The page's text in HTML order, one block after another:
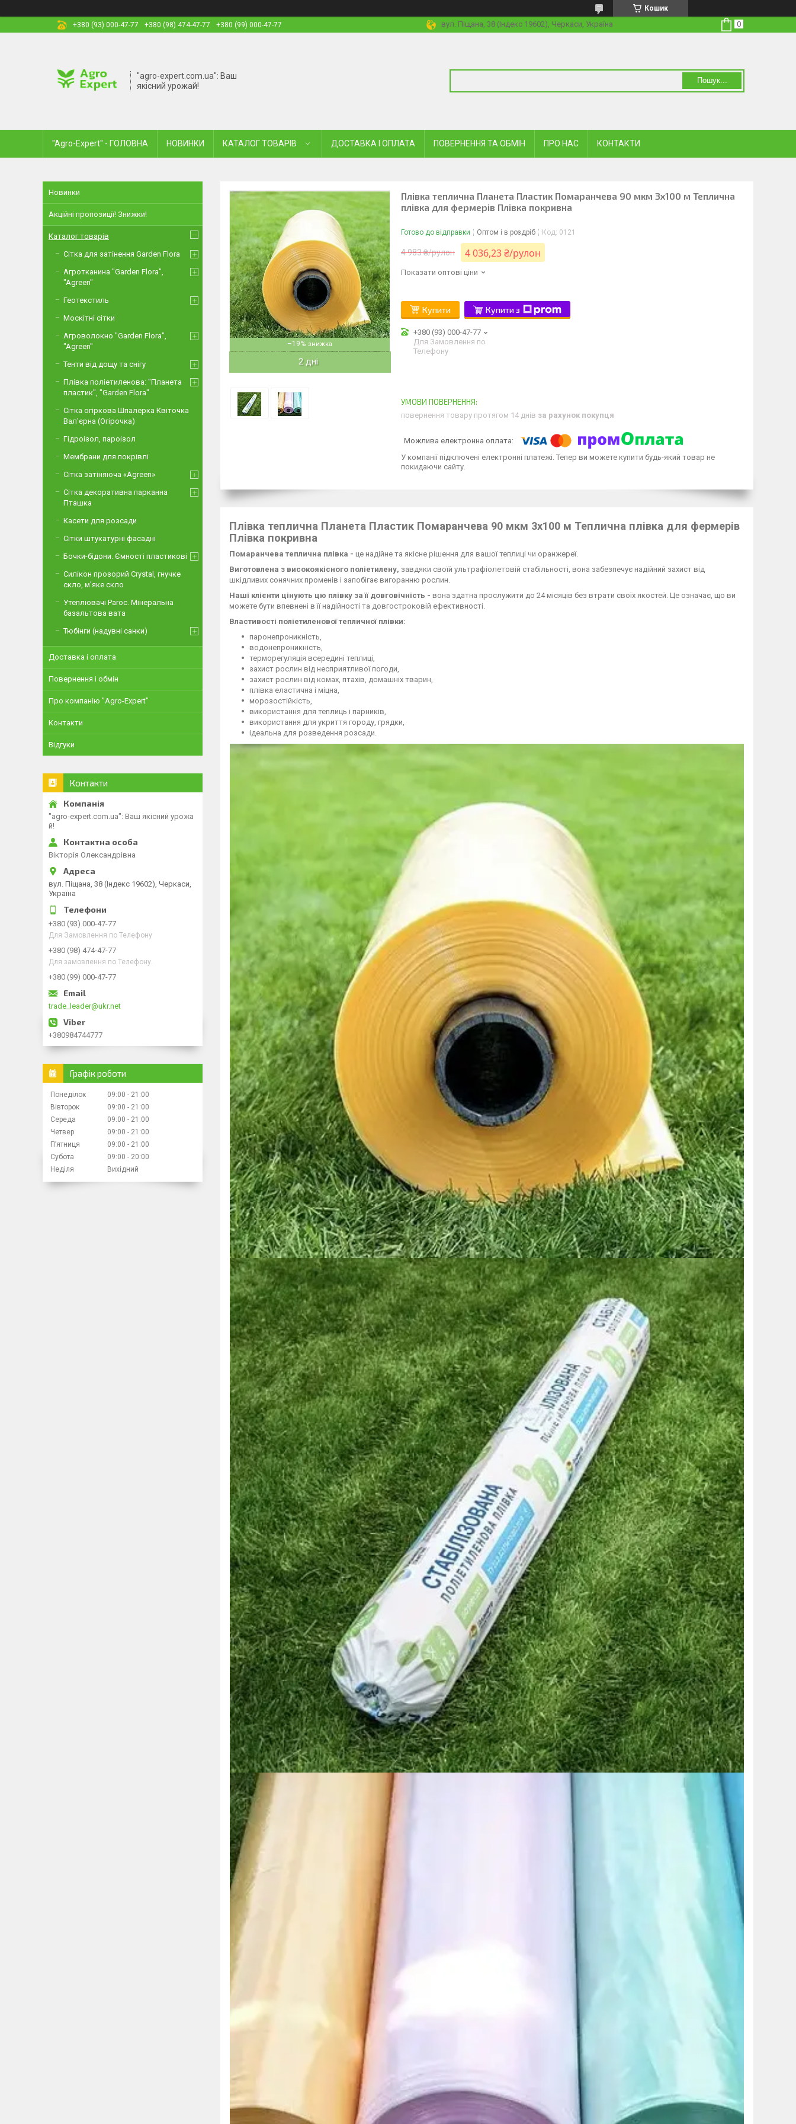
Кошик
+380 (93) 000-47-77
+380 (98) 474-47-77 +380 (99) 000-47-77 вул. Піщана, 38 (Індекс 19602), Черкаси, Україна
"agro-expert.com.ua": Ваш
якісний урожай!
Пошук...
"Agro-Expert" - ГОЛОВНА НОВИНКИ КАТАЛОГ ТОВАРІВ ДОСТАВКА І ОПЛАТА ПОВЕРНЕННЯ ТА ОБМІН ПРО НАС КОНТАКТИ
–19%
2 дні
Плівка теплична Планета Пластик Помаранчева 90 мкм 3х100 м Теплична
плівка для фермерів Плівка покривна
Готово до відправки Оптом і в роздріб Код: 0121
4 983 ₴/рулон 4 036,23 ₴/рулон
Показати оптові ціни
Купити Купити з
+380 (93) 000-47-77
Для Замовлення по
Телефону
повернення товару протягом 14 днів за рахунок покупця
У компанії підключені електронні платежі. Тепер ви можете купити будь-який товар не
покидаючи сайту.
Плівка теплична Планета Пластик Помаранчева 90 мкм 3х100 м Теплична плівка для фермерів
Плівка покривна
Помаранчева теплична плівка - це надійне та якісне рішення для вашої теплиці чи оранжереї.
Виготовлена з високоякісного поліетилену, завдяки своїй ультрафіолетовій стабільності, вона забезпечує надійний захист від
шкідливих сонячних променів і запобігає вигоранню рослин.
Наші клієнти цінують цю плівку за її довговічність - вона здатна прослужити до 24 місяців без втрати своїх якостей. Це означає, що ви
можете бути впевнені в її надійності та довгостроковій ефективності.
Властивості поліетиленової тепличної плівки:
паронепроникність,
водонепроникність,
терморегуляція всередині теплиці,
захист рослин від несприятливої погоди,
захист рослин від комах, птахів, домашніх тварин,
плівка еластична і міцна,
морозостійкість,
використання для теплиць і парників,
використання для укриття городу, грядки,
ідеальна для розведення розсади.
Новинки
Акційні пропозиції! Знижки!
Каталог товарів
Сітка для затінення Garden Flora
Агротканина "Garden Flora",
"Agreen"
Геотекстиль
Москітні сітки
Агроволокно "Garden Flora",
"Agreen"
Тенти від дощу та снігу
Плівка поліетиленова: "Планета
пластик", "Garden Flora"
Сітка огіркова Шпалерка Квіточка
Вал'єрна (Огірочка)
Гідроізол, пароізол
Мембрани для покрівлі
Сітка затіняюча «Agreen»
Сітка декоративна парканна
Пташка
Касети для розсади
Сітки штукатурні фасадні
Бочки-бідони. Ємності пластикові
Силікон прозорий Crystal, гнучке
скло, м'яке скло
Утеплювачі Paroc. Мінеральна
базальтова вата
Тюбінги (надувні санки)
Доставка і оплата
Повернення і обмін
Про компанію "Agro-Expert"
Контакти
Відгуки
Контакти
"agro-expert.com.ua": Ваш якісний урожа
й!
Вікторія Олександрівна
вул. Піщана, 38 (Індекс 19602), Черкаси,
Україна
+380 (93) 000-47-77
Для Замовлення по Телефону
+380 (98) 474-47-77
Для замовлення по Телефону.
+380 (99) 000-47-77
trade_leader@ukr.net
+380984744777
Графік роботи
Понеділок 09:00
21:00
Вівторок
09:00
21:00
Середа
09:00
21:00
Четвер
09:00
21:00
Пʼятниця
09:00
21:00
Субота
09:00
20:00
Неділя
Вихідний